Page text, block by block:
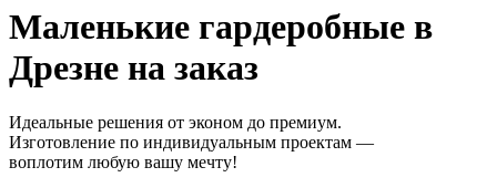
Маленькие гардеробные в
Дрезне на заказ
Идеальные решения от эконом до премиум.
Изготовление по индивидуальным проектам —
воплотим любую вашу мечту!